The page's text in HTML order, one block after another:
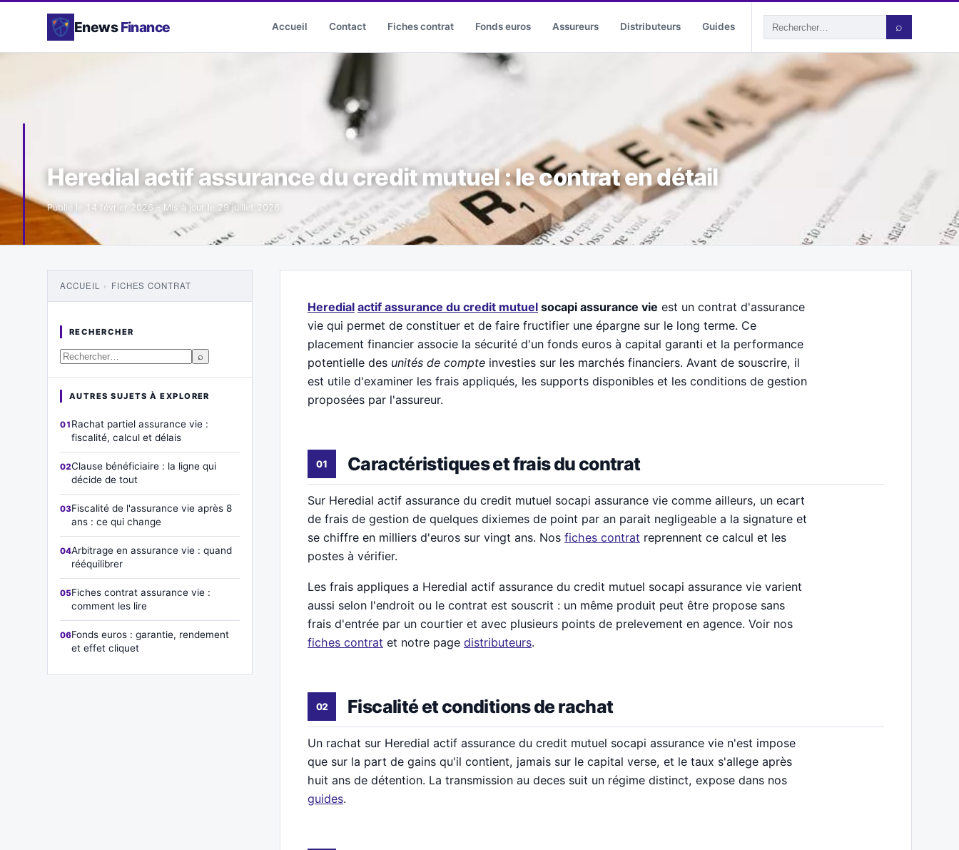
Enews Finance Accueil Contact Fiches contrat Fonds euros Assureurs Distributeurs Guides ⌕
Heredial actif assurance du credit mutuel : le contrat en détail
Publié le 14 février 2026 - Mis à jour le 29 juillet 2026
Heredial actif assurance du credit mutuel socapi assurance vie est un contrat d'assurance
vie qui permet de constituer et de faire fructifier une épargne sur le long terme. Ce
placement financier associe la sécurité d'un fonds euros à capital garanti et la performance
potentielle des unités de compte investies sur les marchés financiers. Avant de souscrire, il
est utile d'examiner les frais appliqués, les supports disponibles et les conditions de gestion
proposées par l'assureur.
Caractéristiques et frais du contrat
Sur Heredial actif assurance du credit mutuel socapi assurance vie comme ailleurs, un ecart
de frais de gestion de quelques dixiemes de point par an parait negligeable a la signature et
se chiffre en milliers d'euros sur vingt ans. Nos fiches contrat reprennent ce calcul et les
postes à vérifier.
Les frais appliques a Heredial actif assurance du credit mutuel socapi assurance vie varient
aussi selon l'endroit ou le contrat est souscrit : un même produit peut être propose sans
frais d'entrée par un courtier et avec plusieurs points de prelevement en agence. Voir nos
fiches contrat et notre page distributeurs.
Fiscalité et conditions de rachat
Un rachat sur Heredial actif assurance du credit mutuel socapi assurance vie n'est impose
que sur la part de gains qu'il contient, jamais sur le capital verse, et le taux s'allege après
huit ans de détention. La transmission au deces suit un régime distinct, expose dans nos
guides.
ACCUEIL › FICHES CONTRAT
RECHERCHER
⌕
AUTRES SUJETS À EXPLORER
Rachat partiel assurance vie :
fiscalité, calcul et délais
Clause bénéficiaire : la ligne qui
décide de tout
Fiscalité de l'assurance vie après 8
ans : ce qui change
Arbitrage en assurance vie : quand
rééquilibrer
Fiches contrat assurance vie :
comment les lire
Fonds euros : garantie, rendement
et effet cliquet